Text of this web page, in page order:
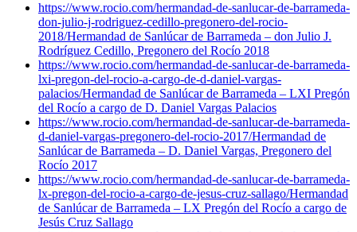
https://www.rocio.com/hermandad-de-sanlucar-de-barrameda-
don-julio-j-rodriguez-cedillo-pregonero-del-rocio-
2018/Hermandad de Sanlúcar de Barrameda – don Julio J.
Rodríguez Cedillo, Pregonero del Rocío 2018
https://www.rocio.com/hermandad-de-sanlucar-de-barrameda-
lxi-pregon-del-rocio-a-cargo-de-d-daniel-vargas-
palacios/Hermandad de Sanlúcar de Barrameda – LXI Pregón
del Rocío a cargo de D. Daniel Vargas Palacios
https://www.rocio.com/hermandad-de-sanlucar-de-barrameda-
d-daniel-vargas-pregonero-del-rocio-2017/Hermandad de
Sanlúcar de Barrameda – D. Daniel Vargas, Pregonero del
Rocío 2017
https://www.rocio.com/hermandad-de-sanlucar-de-barrameda-
lx-pregon-del-rocio-a-cargo-de-jesus-cruz-sallago/Hermandad
de Sanlúcar de Barrameda – LX Pregón del Rocío a cargo de
Jesús Cruz Sallago